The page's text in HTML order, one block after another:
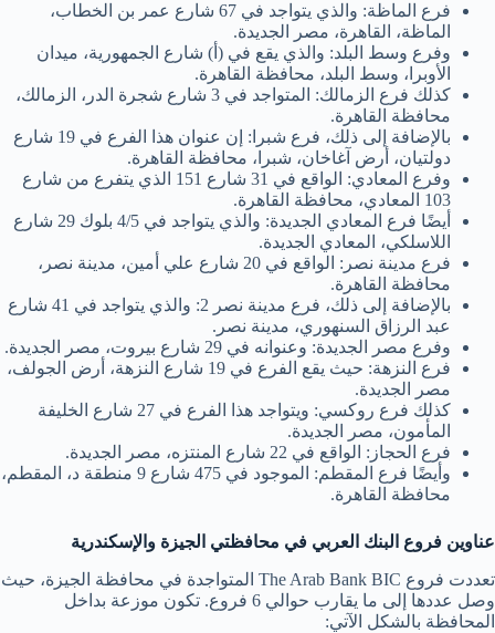
فرع الماظة: والذي يتواجد في 67 شارع عمر بن الخطاب،
الماظة، القاهرة، مصر الجديدة.
وفرع وسط البلد: والذي يقع في (أ) شارع الجمهورية، ميدان
الأوبرا، وسط البلد، محافظة القاهرة.
كذلك فرع الزمالك: المتواجد في 3 شارع شجرة الدر، الزمالك،
محافظة القاهرة.
بالإضافة إلى ذلك، فرع شبرا: إن عنوان هذا الفرع في 19 شارع
دولتيان، أرض آغاخان، شبرا، محافظة القاهرة.
وفرع المعادي: الواقع في 31 شارع 151 الذي يتفرع من شارع
103 المعادي، محافظة القاهرة.
أيضًا فرع المعادي الجديدة: والذي يتواجد في 4/5 بلوك 29 شارع
اللاسلكي، المعادي الجديدة.
فرع مدينة نصر: الواقع في 20 شارع علي أمين، مدينة نصر،
محافظة القاهرة.
بالإضافة إلى ذلك، فرع مدينة نصر 2: والذي يتواجد في 41 شارع
عبد الرزاق السنهوري، مدينة نصر.
وفرع مصر الجديدة: وعنوانه في 29 شارع بيروت، مصر الجديدة.
فرع النزهة: حيث يقع الفرع في 19 شارع النزهة، أرض الجولف،
مصر الجديدة.
كذلك فرع روكسي: ويتواجد هذا الفرع في 27 شارع الخليفة
المأمون، مصر الجديدة.
فرع الحجاز: الواقع في 22 شارع المنتزه، مصر الجديدة.
وأيضًا فرع المقطم: الموجود في 475 شارع 9 منطقة د، المقطم،
محافظة القاهرة.
عناوين فروع البنك العربي في محافظتي الجيزة والإسكندرية
تعددت فروع The Arab Bank BIC المتواجدة في محافظة الجيزة، حيث
وصل عددها إلى ما يقارب حوالي 6 فروع. تكون موزعة بداخل
المحافظة بالشكل الآتي: